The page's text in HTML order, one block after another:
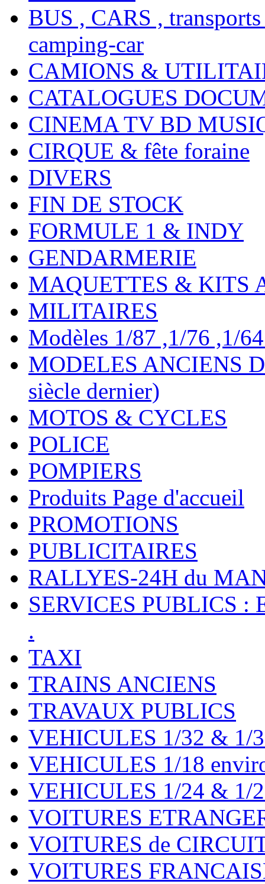
BUS , CARS ,
camping-car
CAMIONS &
CATALOGUES
CINEMA TV BD
CIRQUE & fête foraine
DIVERS
FIN DE STOCK
FORMULE 1 & INDY
GENDARMERIE
MAQUETTES & KITS
MILITAIRES
Modèles 1/87 ,1/76 ,1/
MODELES ANCIENS
siècle dernier)
MOTOS & CYCLES
POLICE
POMPIERS
Produits Page d'accueil
PROMOTIONS
PUBLICITAIRES
RALLYES-24H du
SERVICES PUBLICS :
.
TAXI
TRAINS ANCIENS
TRAVAUX PUBLICS
VEHICULES 1/32 & 1/
VEHICULES 1/18
VEHICULES 1/24 & 1/
VOITURES
VOITURES de
VOITURES